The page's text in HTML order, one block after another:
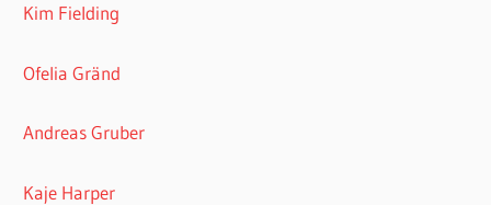
Kim Fielding
Ofelia Gränd
Andreas Gruber
Kaje Harper